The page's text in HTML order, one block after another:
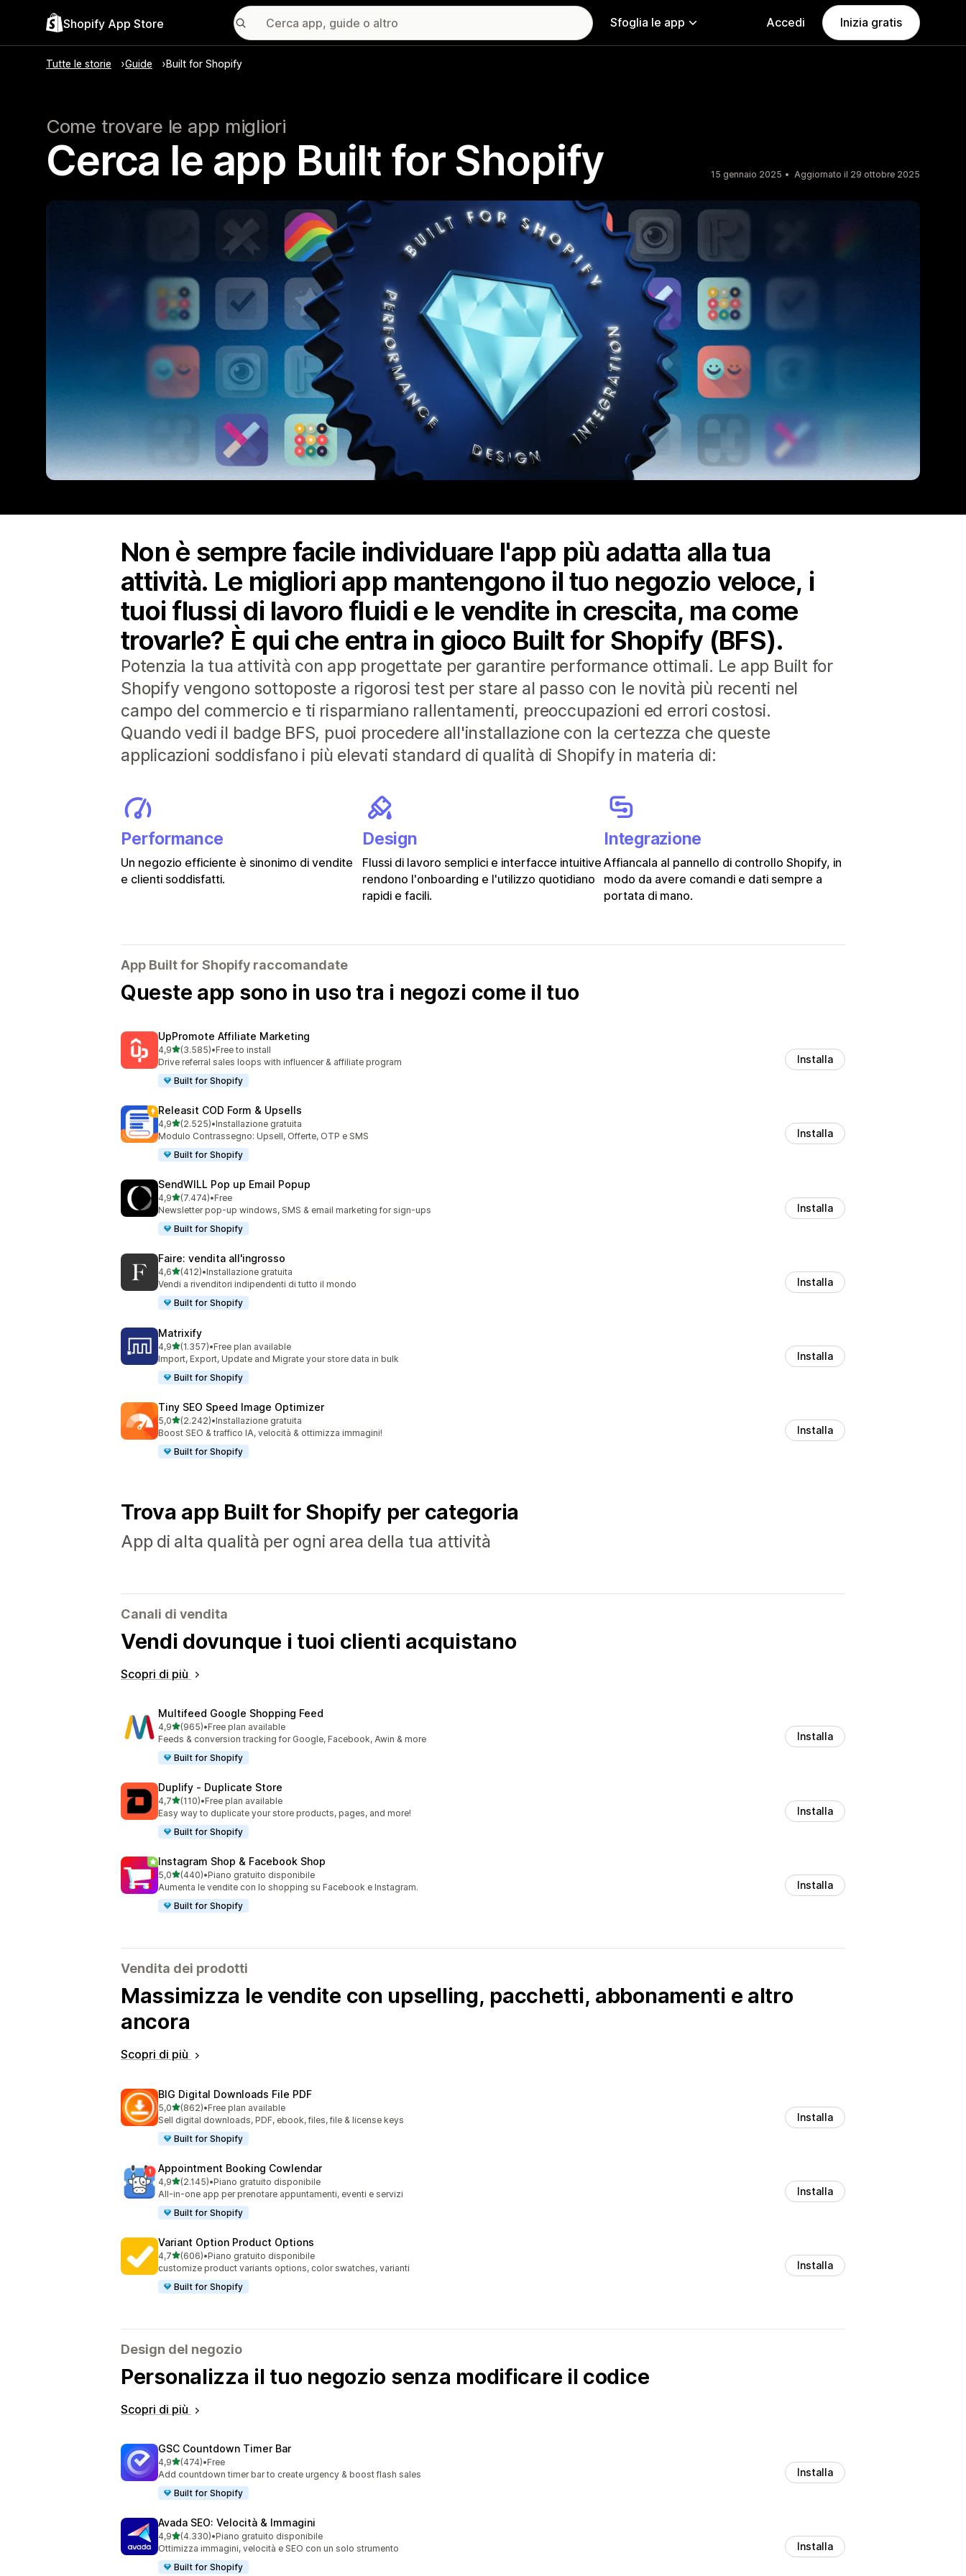
Shopify App Store Sfoglia le app Accedi Inizia gratis
Tutte le storie Guide Built for Shopify
Come trovare le app migliori
Cerca le app Built for Shopify 15 gennaio 2025 Aggiornato il 29 ottobre 2025
Non è sempre facile individuare l'app più adatta alla tua
attività. Le migliori app mantengono il tuo negozio veloce, i
tuoi flussi di lavoro fluidi e le vendite in crescita, ma come
trovarle? È qui che entra in gioco Built for Shopify (BFS).
Potenzia la tua attività con app progettate per garantire performance ottimali. Le app Built for
Shopify vengono sottoposte a rigorosi test per stare al passo con le novità più recenti nel
campo del commercio e ti risparmiano rallentamenti, preoccupazioni ed errori costosi.
Quando vedi il badge BFS, puoi procedere all'installazione con la certezza che queste
applicazioni soddisfano i più elevati standard di qualità di Shopify in materia di:
Performance
Un negozio efficiente è sinonimo di vendite
e clienti soddisfatti.
Design
Flussi di lavoro semplici e interfacce intuitive
rendono l'onboarding e l'utilizzo quotidiano
rapidi e facili.
Integrazione
Affiancala al pannello di controllo Shopify, in
modo da avere comandi e dati sempre a
portata di mano.
App Built for Shopify raccomandate
Queste app sono in uso tra i negozi come il tuo
UpPromote Affiliate Marketing
4,9stelle su 5
(3.585)
3585 recensioni totali
•Free to install
Drive referral sales loops with influencer & affiliate program
Built for Shopify
Installa
Releasit COD Form & Upsells
4,9stelle su 5
(2.525)
2525 recensioni totali
•Installazione gratuita
Modulo Contrassegno: Upsell, Offerte, OTP e SMS
Built for Shopify
Installa
SendWILL Pop up Email Popup
4,9stelle su 5
(7.474)
7474 recensioni totali
•Free
Newsletter pop-up windows, SMS & email marketing for sign-ups
Built for Shopify
Installa
Faire: vendita all'ingrosso
4,6stelle su 5
(412)
412 recensioni totali
•Installazione gratuita
Vendi a rivenditori indipendenti di tutto il mondo
Built for Shopify
Installa
Matrixify
4,9stelle su 5
(1.357)
1357 recensioni totali
•Free plan available
Import, Export, Update and Migrate your store data in bulk
Built for Shopify
Installa
Tiny SEO Speed Image Optimizer
5,0stelle su 5
(2.242)
2242 recensioni totali
•Installazione gratuita
Boost SEO & traffico IA, velocità & ottimizza immagini!
Built for Shopify
Installa
Trova app Built for Shopify per categoria
App di alta qualità per ogni area della tua attività
Canali di vendita
Vendi dovunque i tuoi clienti acquistano
Scopri di più
Multifeed Google Shopping Feed
4,9stelle su 5
(965)
965 recensioni totali
•Free plan available
Feeds & conversion tracking for Google, Facebook, Awin & more
Built for Shopify
Installa
Duplify ‑ Duplicate Store
4,7stelle su 5
(110)
110 recensioni totali
•Free plan available
Easy way to duplicate your store products, pages, and more!
Built for Shopify
Installa
Instagram Shop & Facebook Shop
5,0stelle su 5
(440)
440 recensioni totali
•Piano gratuito disponibile
Aumenta le vendite con lo shopping su Facebook e Instagram.
Built for Shopify
Installa
Vendita dei prodotti
Massimizza le vendite con upselling, pacchetti, abbonamenti e altro
ancora
Scopri di più
BIG Digital Downloads File PDF
5,0stelle su 5
(862)
862 recensioni totali
•Free plan available
Sell digital downloads, PDF, ebook, files, file & license keys
Built for Shopify
Installa
Appointment Booking Cowlendar
4,9stelle su 5
(2.145)
2145 recensioni totali
•Piano gratuito disponibile
All-in-one app per prenotare appuntamenti, eventi e servizi
Built for Shopify
Installa
Variant Option Product Options
4,7stelle su 5
(606)
606 recensioni totali
•Piano gratuito disponibile
customize product variants options, color swatches, varianti
Built for Shopify
Installa
Design del negozio
Personalizza il tuo negozio senza modificare il codice
Scopri di più
GSC Countdown Timer Bar
4,9stelle su 5
(474)
474 recensioni totali
•Free
Add countdown timer bar to create urgency & boost flash sales
Built for Shopify
Installa
Avada SEO: Velocità & Immagini
4,9stelle su 5
(4.330)
4330 recensioni totali
•Piano gratuito disponibile
Ottimizza immagini, velocità e SEO con un solo strumento
Built for Shopify
Installa